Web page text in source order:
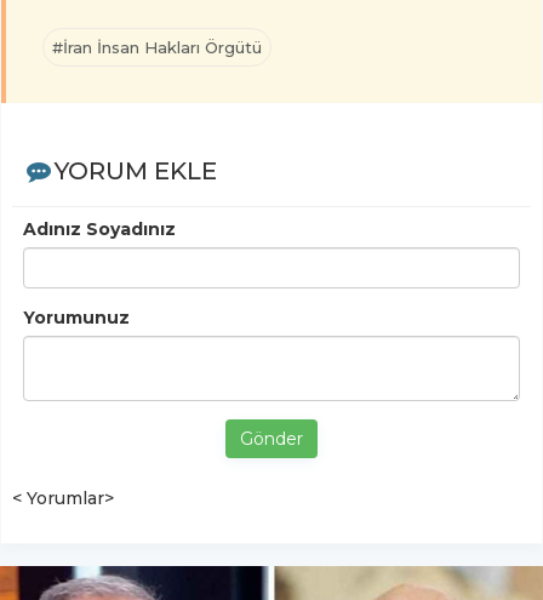
#İran İnsan Hakları Örgütü
YORUM EKLE
Adınız Soyadınız
Yorumunuz
Gönder
< Yorumlar>